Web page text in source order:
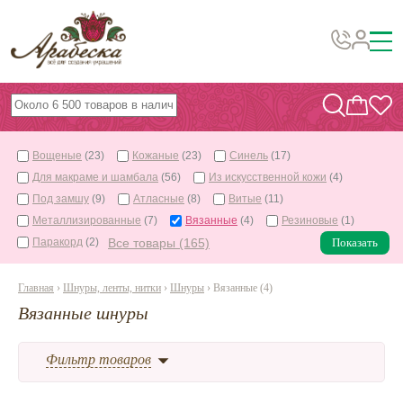
Бусины, подвески, декор
Бисер
Вышивка украшений
Фурнитура
Проволока
Инструменты и материалы
Эпоксидная смола
Шнуры, ленты, нитки
По темам и сезонам
Вощеные (23) Кожаные (23) Синель (17)
Для макраме и шамбала (56) Из искусственной кожи (4)
Под замшу (9) Атласные (8) Витые (11)
Металлизированные (7) Вязанные (4) Резиновые (1)
Паракорд (2) Все товары (165) Показать
Главная › Шнуры, ленты, нитки › Шнуры › Вязанные (4)
Вязанные шнуры
Фильтр товаров